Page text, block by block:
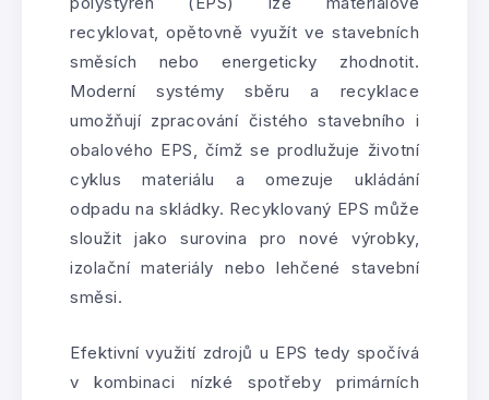
recyklovat, opětovně využít ve stavebních
směsích nebo energeticky zhodnotit.
Moderní systémy sběru a recyklace
umožňují zpracování čistého stavebního i
obalového EPS, čímž se prodlužuje životní
cyklus materiálu a omezuje ukládání
odpadu na skládky. Recyklovaný EPS může
sloužit jako surovina pro nové výrobky,
izolační materiály nebo lehčené stavební
směsi.
Efektivní využití zdrojů u EPS tedy spočívá
v kombinaci nízké spotřeby primárních